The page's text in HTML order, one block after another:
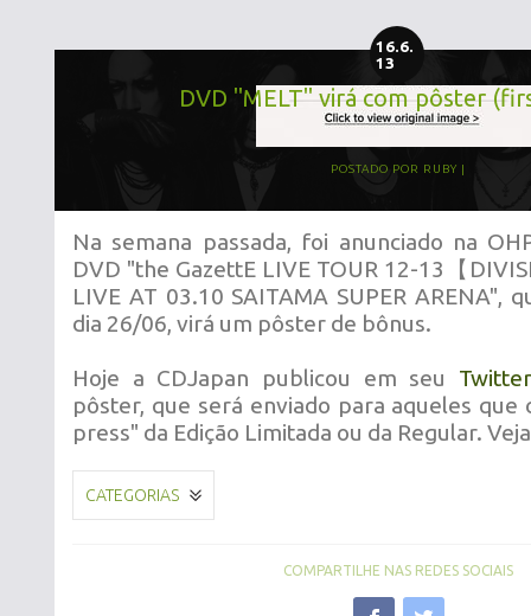
16.6.
13
DVD "MELT" virá com pôster
POSTADO POR RUBY
Na semana passada, foi anunciado na
DVD "the GazettE LIVE TOUR 12-13【
LIVE AT 03.10 SAITAMA SUPER ARENA",
dia 26/06, virá um pôster de bônus.
Hoje a CDJapan publicou em seu Twitter
pôster, que será enviado para aqueles
press" da Edição Limitada ou da Regular.
CATEGORIAS
COMPARTILHE NAS REDES SOCIAIS